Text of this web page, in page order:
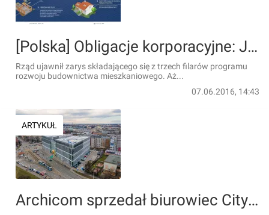
[Polska] Obligacje korporacyjne: Jest miejsce na obligacje mieszkaniowe
Rząd ujawnił zarys składającego się z trzech filarów programu
rozwoju budownictwa mieszkaniowego. Aż...
07.06.2016, 14:43
ARTYKUŁ
Archicom sprzedał biurowiec City 2 we Wrocławiu